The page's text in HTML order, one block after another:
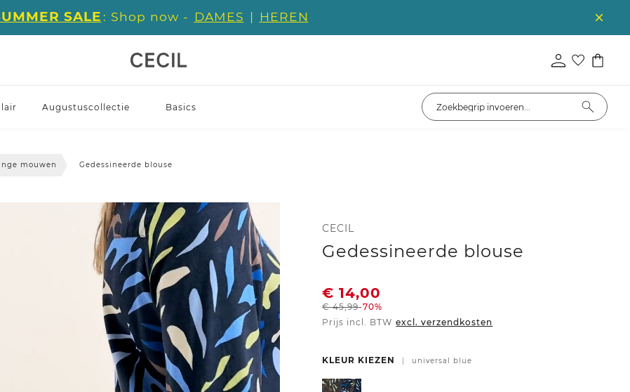
SALE : Shop now - DAMES | HEREN
Augustuscollectie Basics
mouwen Gedessineerde blouse
CECIL
Gedessineerde blouse
€ 14,00
€45,99-70%
Prijs incl. BTW excl. verzendkosten
KLEUR KIEZEN | universal blue